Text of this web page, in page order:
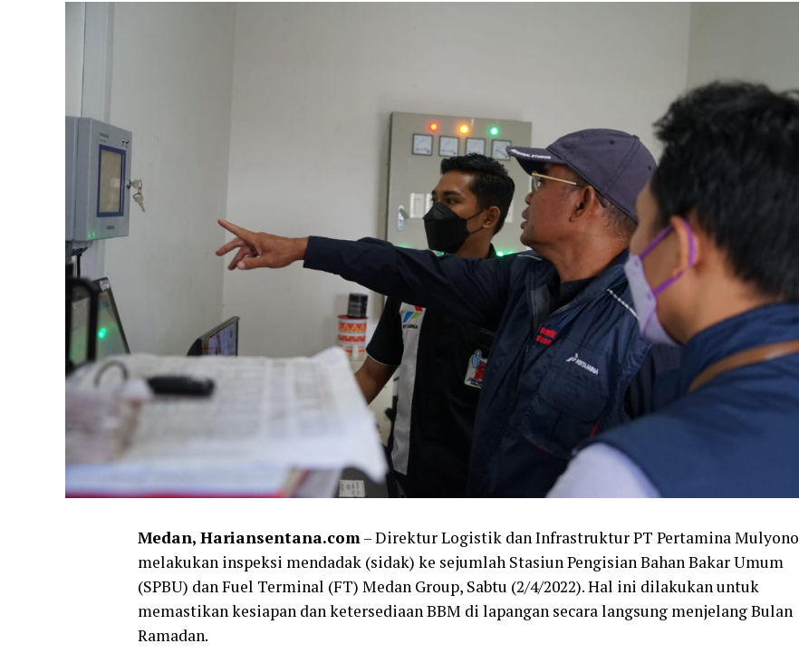
Medan, Hariansentana.com– Direktur Logistik dan Infrastruktur PT Pertamina Mulyono
melakukan inspeksi mendadak (sidak) ke sejumlah Stasiun Pengisian Bahan Bakar Umum
(SPBU) dan Fuel Terminal (FT) Medan Group, Sabtu (2/4/2022). Hal ini dilakukan untuk
memastikan kesiapan dan ketersediaan BBM di lapangan secara langsung menjelang Bulan
Ramadan.